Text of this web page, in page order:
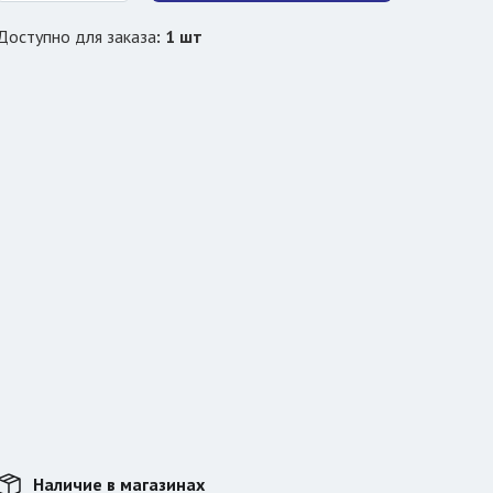
для заказа: 1 шт
Наличие в магазинах